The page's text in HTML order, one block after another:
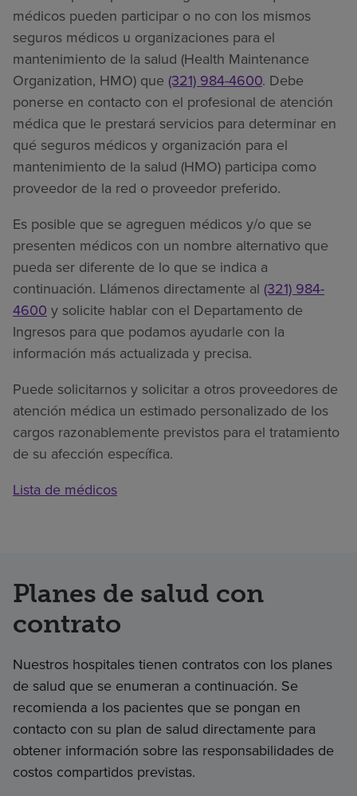
médicos pueden participar o no con los mismos
seguros médicos u organizaciones para el
mantenimiento de la salud (Health Maintenance
Organization, HMO) que (321) 984-4600. Debe
ponerse en contacto con el profesional de atención
médica que le prestará servicios para determinar en
qué seguros médicos y organización para el
mantenimiento de la salud (HMO) participa como
proveedor de la red o proveedor preferido.
Es posible que se agreguen médicos y/o que se
presenten médicos con un nombre alternativo que
pueda ser diferente de lo que se indica a
continuación. Llámenos directamente al (321) 984-
4600 y solicite hablar con el Departamento de
Ingresos para que podamos ayudarle con la
información más actualizada y precisa.
Puede solicitarnos y solicitar a otros proveedores de
atención médica un estimado personalizado de los
cargos razonablemente previstos para el tratamiento
de su afección específica.
Lista de médicos
Planes de salud con
contrato
Nuestros hospitales tienen contratos con los planes
de salud que se enumeran a continuación. Se
recomienda a los pacientes que se pongan en
contacto con su plan de salud directamente para
obtener información sobre las responsabilidades de
costos compartidos previstas.